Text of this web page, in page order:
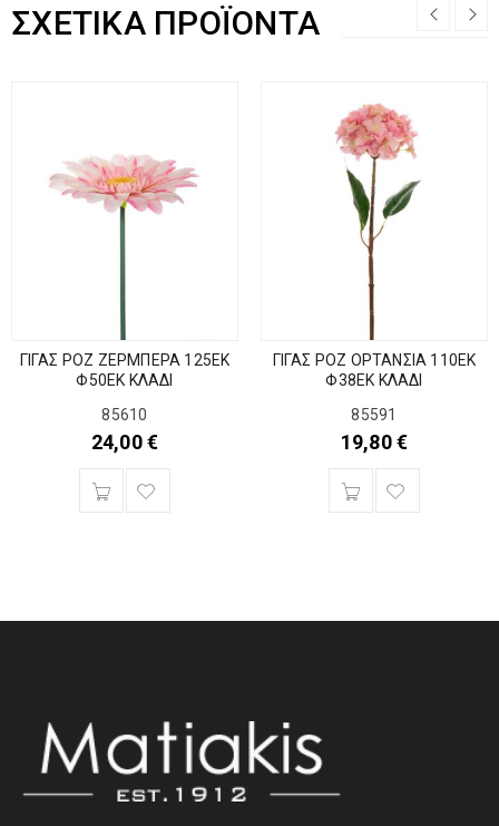
ΣΧΕΤΙΚΆ ΠΡΟΪΌΝΤΑ
ΓΙΓΑΣ ΡΟΖ ΖΕΡΜΠΕΡΑ 125ΕΚ
Φ50ΕΚ ΚΛΑΔΙ
85610
24,00€
ΓΙΓΑΣ ΡΟΖ ΟΡΤΑΝΣΙΑ 110ΕΚ
Φ38ΕΚ ΚΛΑΔΙ
85591
19,80€